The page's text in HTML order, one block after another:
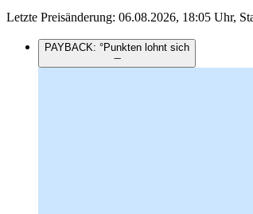
Letzte Preisänderung: 06.08.2026, 18:05 Uhr,
PAYBACK: °Punkten lohnt sich